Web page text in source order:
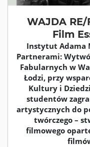
WAJDA
Film
Instytut Adama
Partnerami:
Fabularnych w
Łodzi, przy
Kultury i
studentów
artystycznych do
twórczego –
filmowego